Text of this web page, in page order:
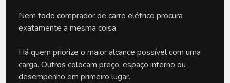
Nem todo comprador de carro elétrico procura
exatamente a mesma coisa.
Há quem priorize o maior alcance possível com uma
carga. Outros colocam preço, espaço interno ou
desempenho em primeiro lugar.